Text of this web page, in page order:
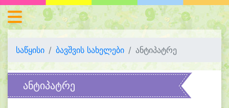
საწყისი ბავშვის სახელები ანტიპატრე
ანტიპატრე